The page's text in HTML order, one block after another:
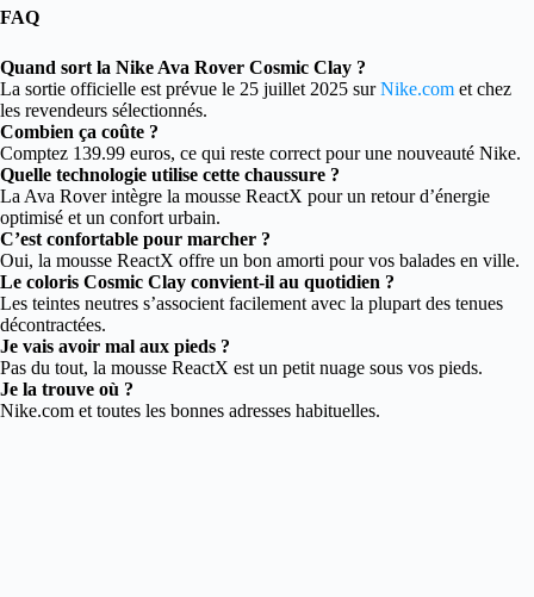
FAQ
Quand sort la Nike Ava Rover Cosmic Clay ?
La sortie officielle est prévue le 25 juillet 2025 surNike.com et chez
les revendeurs sélectionnés.
Combien ça coûte ?
Comptez 139.99 euros, ce qui reste correct pour une nouveauté Nike.
Quelle technologie utilise cette chaussure ?
La Ava Rover intègre la mousse ReactX pour un retour d’énergie
optimisé et un confort urbain.
C’est confortable pour marcher ?
Oui, la mousse ReactX offre un bon amorti pour vos balades en ville.
Le coloris Cosmic Clay convient-il au quotidien ?
Les teintes neutres s’associent facilement avec la plupart des tenues
décontractées.
Je vais avoir mal aux pieds ?
Pas du tout, la mousse ReactX est un petit nuage sous vos pieds.
Je la trouve où ?
Nike.com et toutes les bonnes adresses habituelles.